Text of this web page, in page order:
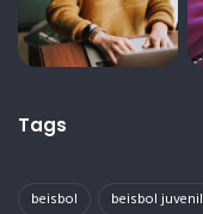
Tags
beisbol beisbol juvenil